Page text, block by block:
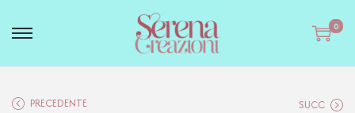
0
PRECEDENTE SUCC